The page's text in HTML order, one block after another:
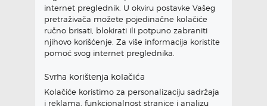
internet preglednik. U okviru postavke Vašeg
pretraživača možete pojedinačne kolačiće
ručno brisati, blokirati ili potpuno zabraniti
njihovo korišćenje. Za više informacija koristite
pomoć svog internet preglednika.
Svrha korištenja kolačića
Kolačiće koristimo za personalizaciju sadržaja
i reklama, funkcionalnost stranice i analizu